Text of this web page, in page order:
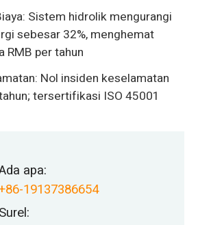
Sistem hidrolik mengurangi
sebesar 32%, menghemat
RMB per tahun
Nol insiden keselamatan
tersertifikasi ISO 45001
apa:
19137386654
Surel: